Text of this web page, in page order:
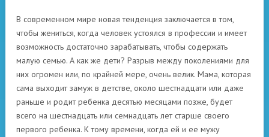
В современном мире новая тенденция заключается в том,
чтобы жениться, когда человек устоялся в профессии и имеет
возможность достаточно зарабатывать, чтобы содержать
малую семью. А как же дети? Разрыв между поколениями для
них огромен или, по крайней мере, очень велик. Мама, которая
сама выходит замуж в детстве, около шестнадцати или даже
раньше и родит ребенка десятью месяцами позже, будет
всего на шестнадцать или семнадцать лет старше своего
первого ребенка. К тому времени, когда ей и ее мужу